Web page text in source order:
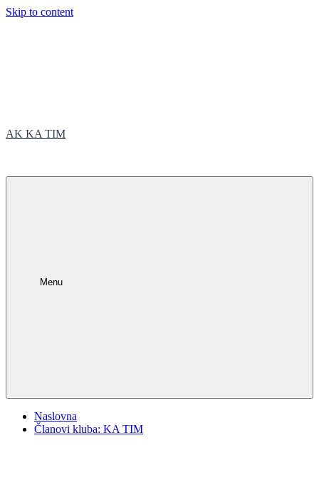
Skip to content
AK KA TIM
Menu
Naslovna
Članovi kluba: KA TIM